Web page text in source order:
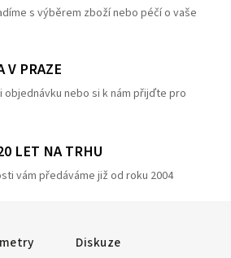
s výběrem zboží nebo péčí o vaše
V PRAZE
objednávku nebo si k nám přijďte pro
LET NA TRHU
vám předáváme již od roku 2004
Diskuze